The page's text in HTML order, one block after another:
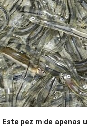
Este pez mide